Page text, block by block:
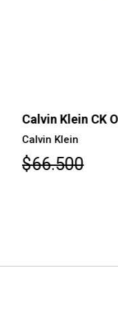
Calvin
ml
Calvin Klein